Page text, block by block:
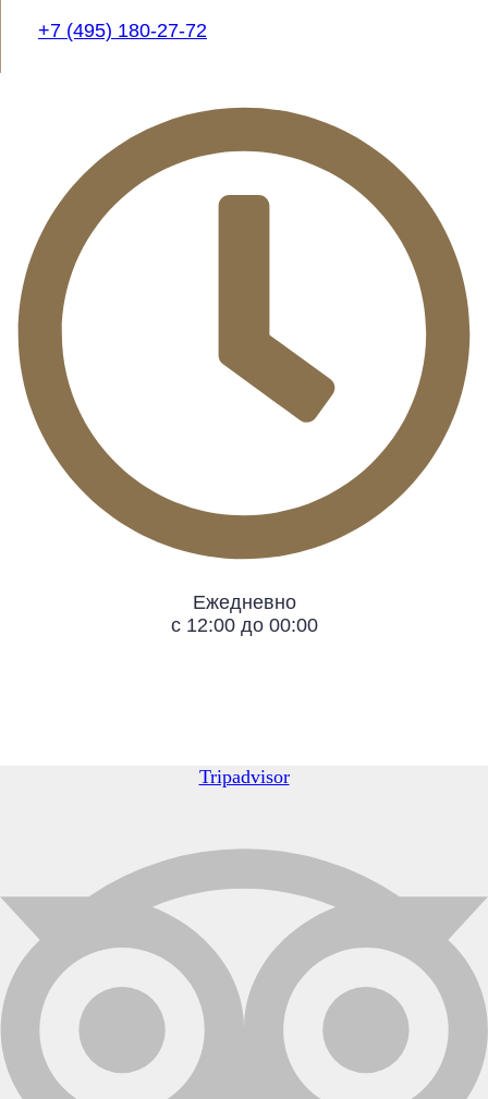
+7 (495) 180-27-72
Ежедневно
с 12:00 до 00:00
Tripadvisor